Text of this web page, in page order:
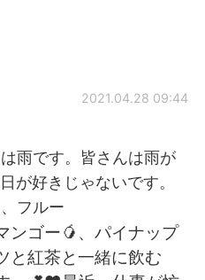
中文
2021.04.28 09:44
雨です。皆さんは雨が
が好きじゃないです。
フルー
ンゴー🥭、パイナップ
と紅茶と一緒に飲む